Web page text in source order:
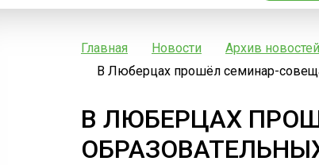
Главная Новости Архив новостей
В Люберцах прошёл семинар-
В ЛЮБЕРЦАХ